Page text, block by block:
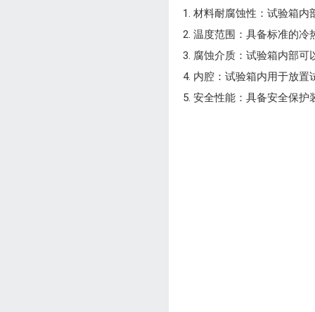
1. 材料耐腐蚀性：试验箱
2. 温度范围：具备标准的
3. 腐蚀介质：试验箱内部
4. 内腔：试验箱内用于放
5. 安全性能：具备安全保